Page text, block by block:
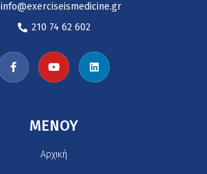
info@exerciseismedicine.gr
210 74 62 602
MENOY
Αρχική